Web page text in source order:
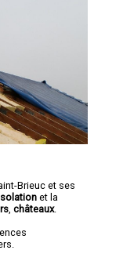
Brieuc et ses
et la
, châteaux.